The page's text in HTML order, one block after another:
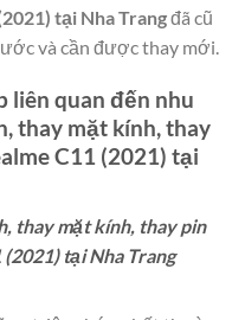
tại Nha Trangđã cũ
và cần được thay mới.
liên quan đến nhu
thay mặt kính, thay
C11 (2021) tại
thay mặt kính, thay pin
tại Nha Trang